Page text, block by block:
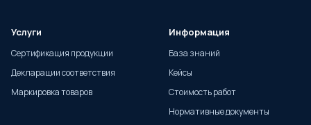
Услуги
Сертификация продукции
Декларации соответствия
Маркировка товаров
Информация
База знаний
Кейсы
Стоимость работ
Нормативные документы